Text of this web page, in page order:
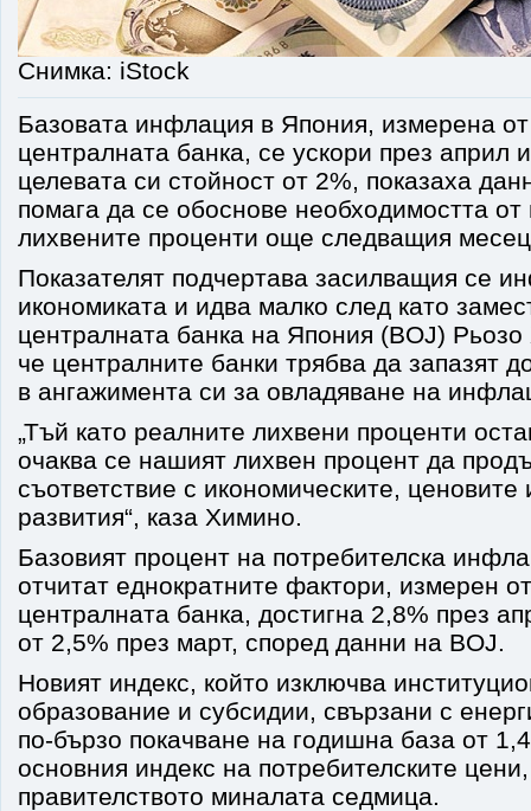
Снимка: iStock
Базовата инфлация в Япония, измерена
централната банка, се ускори през април
целевата си стойност от 2%, показаха
помага да се обоснове необходимостта
лихвените проценти още следващия
Показателят подчертава засилващия се
икономиката и идва малко след като
централната банка на Япония (BOJ)
че централните банки трябва да запазят
в ангажимента си за овладяване на
„Тъй като реалните лихвени проценти
очаква се нашият лихвен процент да
съответствие с икономическите,
развития“, каза Химино.
Базовият процент на потребителска
отчитат еднократните фактори, измерен
централната банка, достигна 2,8% през
от 2,5% през март, според данни на BOJ.
Новият индекс, който изключва
образование и субсидии, свързани с
по-бързо покачване на годишна база от
основния индекс на потребителските
правителството миналата седмица.